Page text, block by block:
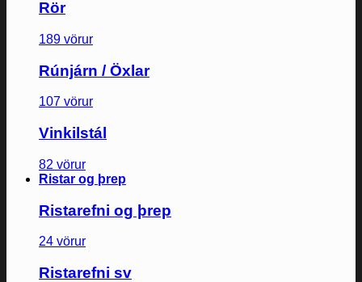
Rör
189 vörur
Rúnjárn / Öxlar
107 vörur
Vinkilstál
82 vörur
Ristar og þrep
Ristarefni og þrep
24 vörur
Ristarefni sv